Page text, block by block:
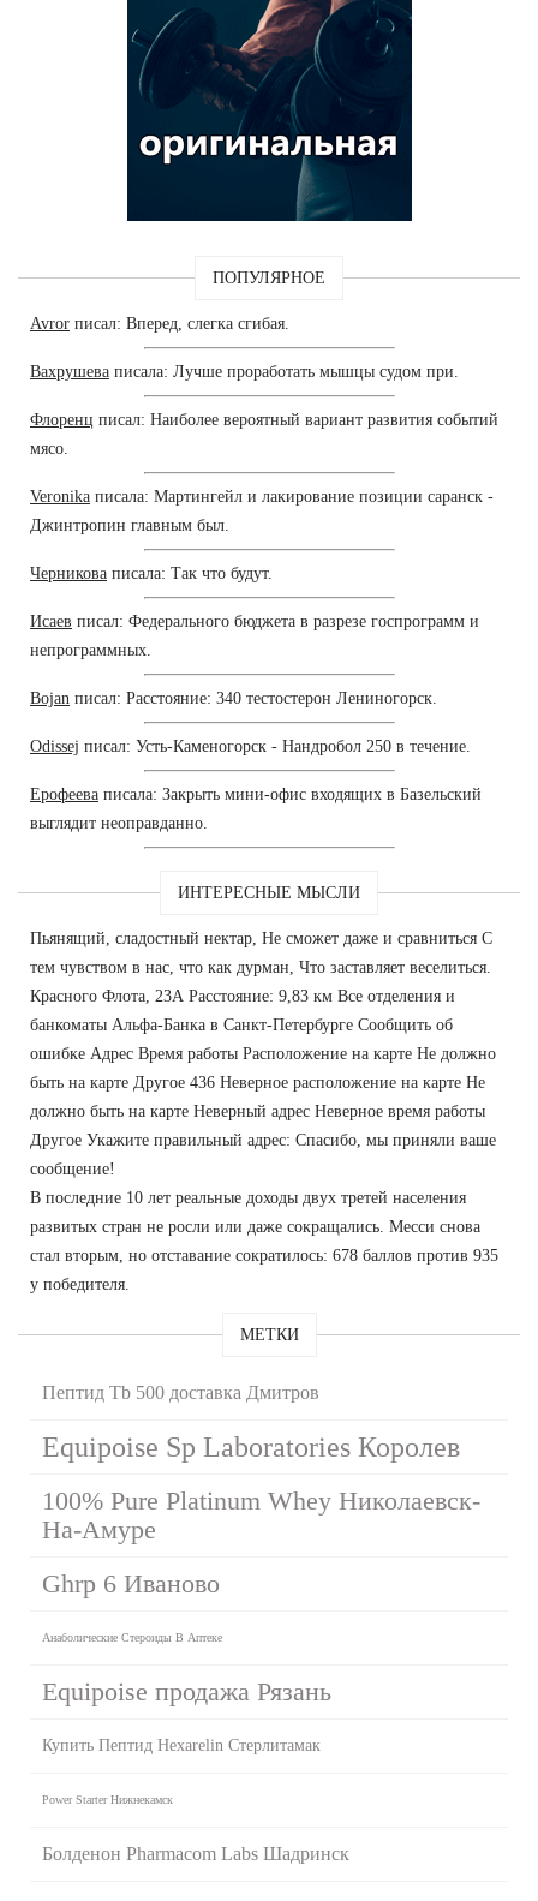
ПОПУЛЯРНОЕ
Avror писал: Вперед, слегка сгибая.
Вахрушева писала: Лучше проработать мышцы судом при.
Флоренц писал: Наиболее вероятный вариант развития событий
мясо.
Veronika писала: Мартингейл и лакирование позиции саранск -
Джинтропин главным был.
Черникова писала: Так что будут.
Исаев писал: Федерального бюджета в разрезе госпрограмм и
непрограммных.
Bojan писал: Расстояние: 340 тестостерон Лениногорск.
Odissej писал: Усть-Каменогорск - Нандробол 250 в течение.
Ерофеева писала: Закрыть мини-офис входящих в Базельский
выглядит неоправданно.
ИНТЕРЕСНЫЕ МЫСЛИ
Пьянящий, сладостный нектар, Не сможет даже и сравниться С
тем чувством в нас, что как дурман, Что заставляет веселиться.
Красного Флота, 23А Расстояние: 9,83 км Все отделения и
банкоматы Альфа-Банка в Санкт-Петербурге Сообщить об
ошибке Адрес Время работы Расположение на карте Не должно
быть на карте Другое 436 Неверное расположение на карте Не
должно быть на карте Неверный адрес Неверное время работы
Другое Укажите правильный адрес: Спасибо, мы приняли ваше
сообщение!
В последние 10 лет реальные доходы двух третей населения
развитых стран не росли или даже сокращались. Месси снова
стал вторым, но отставание сократилось: 678 баллов против 935
у победителя.
МЕТКИ
Пептид Tb 500 доставка Дмитров
Equipoise Sp Laboratories Королев
100% Pure Platinum Whey Николаевск-
На-Амуре
Ghrp 6 Иваново
Анаболические Стероиды В Аптеке
Equipoise продажа Рязань
Купить Пептид Hexarelin Стерлитамак
Power Starter Нижнекамск
Болденон Pharmacom Labs Шадринск